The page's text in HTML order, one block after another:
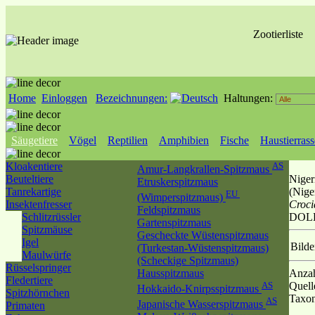
Zootierliste
Home Einloggen Bezeichnungen: Haltungen:
Säugetiere Vögel Reptilien Amphibien Fische
Kloakentiere
Beuteltiere
Tanrekartige
Insektenfresser
Schlitzrüssler
Spitzmäuse
Igel
Maulwürfe
Rüsselspringer
Fledertiere
Spitzhörnchen
Primaten
Amur-Langkrallen-Spitzmaus AS
Etruskerspitzmaus
(Wimperspitzmaus) EU
Feldspitzmaus
Gartenspitzmaus
Gescheckte Wüstenspitzmaus
(Turkestan-Wüstenspitzmaus)
(Scheckige Spitzmaus)
Hausspitzmaus
Hokkaido-Knirpsspitzmaus AS
Japanische Wasserspitzmaus AS